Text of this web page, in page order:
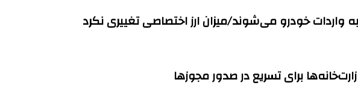
به واردات خودرو می‌شوند/میزان ارز اختصاصی تغییری نکرد